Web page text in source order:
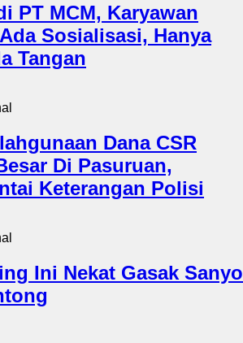
PT MCM, Karyawan
Sosialisasi, Hanya
Tangan
Dana CSR
Di Pasuruan,
Keterangan Polisi
Ini Nekat Gasak Sanyo